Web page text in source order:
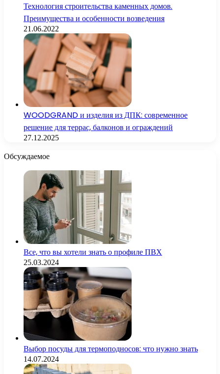
Технология строительства каменных домов.
Преимущества и особенности возведения
21.06.2022
WOODGRAND и изделия из ДПК: современное
решение для террас, балконов и ограждений
27.12.2025
Обсуждаемое
Все, что вы хотели знать о профиле ПВХ
25.03.2024
Выбор посуды для термоподносов: что нужно знать
14.07.2024